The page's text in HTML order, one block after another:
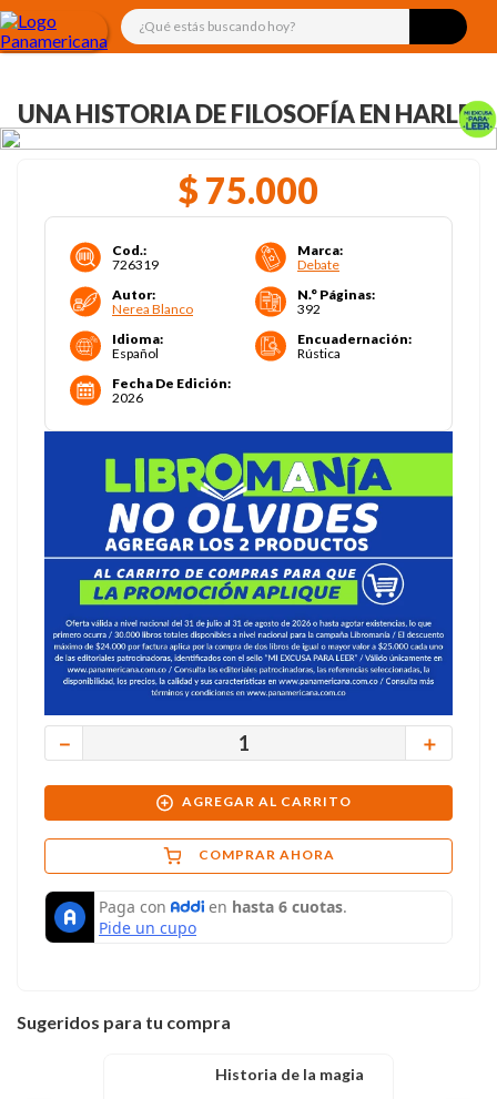
¿Qué estás buscando hoy?
UNA HISTORIA DE FILOSOFÍA EN HARLEY
$ 75.000
Cod.:
726319
Marca:
Debate
Autor:
Nerea Blanco
N.° Páginas:
392
Idioma:
Español
Encuadernación:
Rústica
Fecha De Edición:
2026
＋
－
AGREGAR AL CARRITO
COMPRAR AHORA
Sugeridos para tu compra
Historia de la magia